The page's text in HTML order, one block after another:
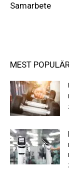
Samarbete
MEST